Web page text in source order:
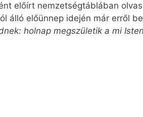
előírt nemzetségtáblában
álló előünnep idején már erről
holnap megszületik a mi